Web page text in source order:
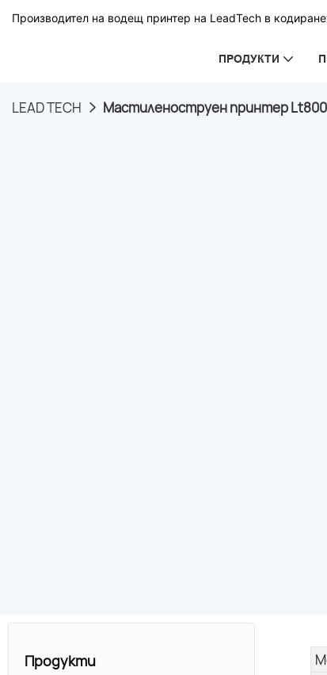
Производител на водещ принтер на LeadTech в
ПРОДУКТИ
LEAD TECH Мастиленоструен принтер Lt800
Продукти